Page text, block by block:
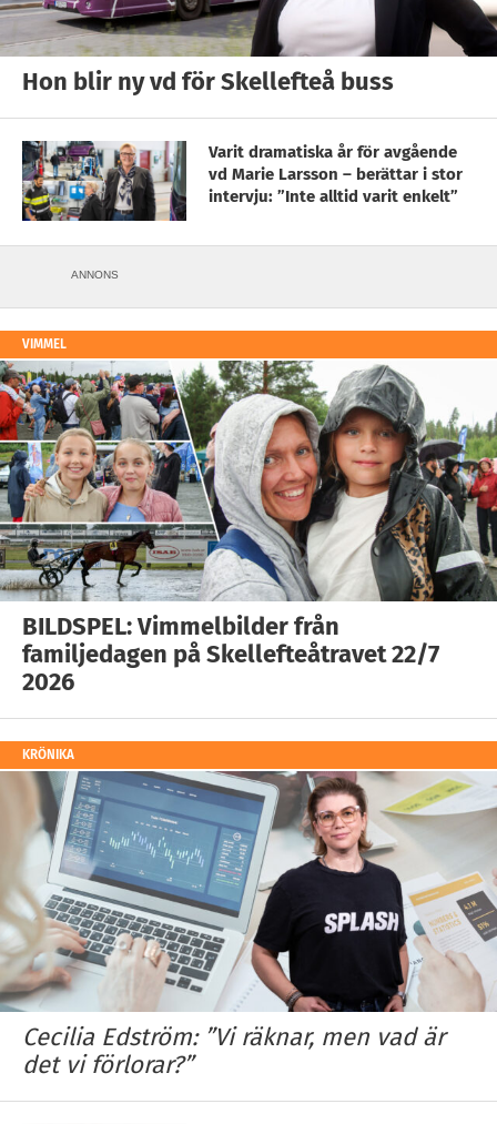
Hon blir ny vd för Skellefteå buss
Varit dramatiska år för avgående
vd Marie Larsson – berättar i stor
intervju: ”Inte alltid varit enkelt”
ANNONS
VIMMEL
BILDSPEL: Vimmelbilder från
familjedagen på Skellefteåtravet 22/7
2026
KRÖNIKA
Cecilia Edström: ”Vi räknar, men vad är
det vi förlorar?”